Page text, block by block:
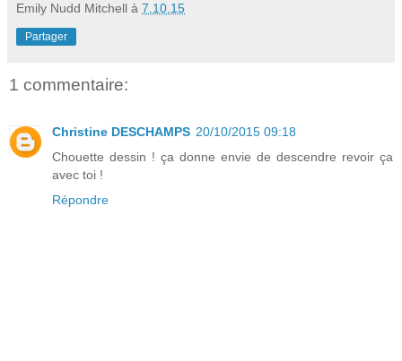
Emily Nudd Mitchell à 7.10.15
Partager
1 commentaire:
Christine DESCHAMPS 20/10/2015 09:18
Chouette dessin ! ça donne envie de descendre revoir ça
avec toi !
Répondre